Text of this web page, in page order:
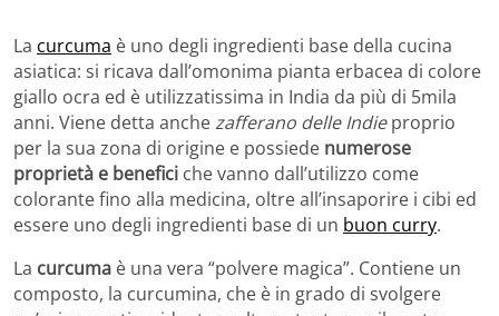
La curcuma è uno degli ingredienti base della cucina
asiatica: si ricava dall’omonima pianta erbacea di colore
giallo ocra ed è utilizzatissima in India da più di 5mila
anni. Viene detta anchezafferano delle Indieproprio
per la sua zona di origine e possiede numerose
proprietà e benefici che vanno dall’utilizzo come
colorante fino alla medicina, oltre all’insaporire i cibi ed
essere uno degli ingredienti base di un buon curry.
La curcuma è una vera “polvere magica”. Contiene un
composto, la curcumina, che è in grado di svolgere